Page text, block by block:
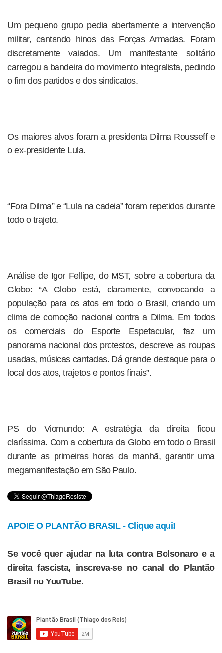
Um pequeno grupo pedia abertamente a intervenção
militar, cantando hinos das Forças Armadas. Foram
discretamente vaiados. Um manifestante solitário
carregou a bandeira do movimento integralista, pedindo
o fim dos partidos e dos sindicatos.
Os maiores alvos foram a presidenta Dilma Rousseff e
o ex-presidente Lula.
“Fora Dilma” e “Lula na cadeia” foram repetidos durante
todo o trajeto.
Análise de Igor Fellipe, do MST, sobre a cobertura da
Globo: “A Globo está, claramente, convocando a
população para os atos em todo o Brasil, criando um
clima de comoção nacional contra a Dilma. Em todos
os comerciais do Esporte Espetacular, faz um
panorama nacional dos protestos, descreve as roupas
usadas, músicas cantadas. Dá grande destaque para o
local dos atos, trajetos e pontos finais”.
PS do Viomundo: A estratégia da direita ficou
claríssima. Com a cobertura da Globo em todo o Brasil
durante as primeiras horas da manhã, garantir uma
megamanifestação em São Paulo.
APOIE O PLANTÃO BRASIL - Clique aqui!
Se você quer ajudar na luta contra Bolsonaro e a
direita fascista, inscreva-se no canal do Plantão
Brasil no YouTube.